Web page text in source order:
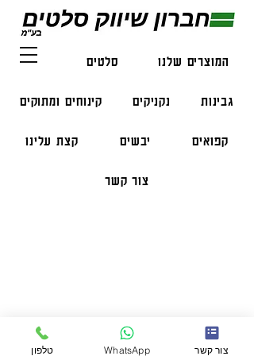
המוצרים שלנו סלטים דגים
גבינות נקניקים קינוחים ומתוקים
קפואים יבשים קצת עלינו
צור קשר
הזמנות בווצאפ:
050-47-57-365
051-296-2006
טלפון WhatsApp צור קשר